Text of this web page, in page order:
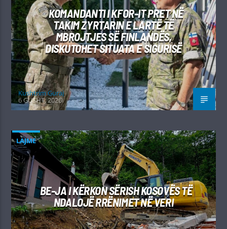
KOMANDANTI I KFOR-IT PRET NË
TAKIM ZYRTARIN E LARTË TË
MBROJTJES SË FINLANDËS,
DISKUTOHET SITUATA E SIGURISË
Kushtrim Guraj
6 GUSHT, 2026
LAJME
BE-JA I KËRKON SËRISH KOSOVËS TË
NDALOJË RRËNIMET NË VERI